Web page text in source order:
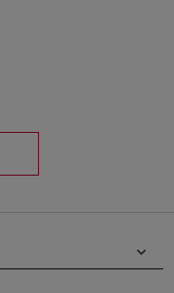
keyboard_arrow_down